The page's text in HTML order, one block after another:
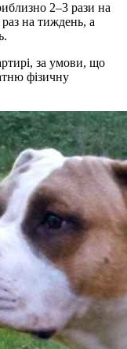
2–3 рази на
на тиждень, а
за умови, що
фізичну